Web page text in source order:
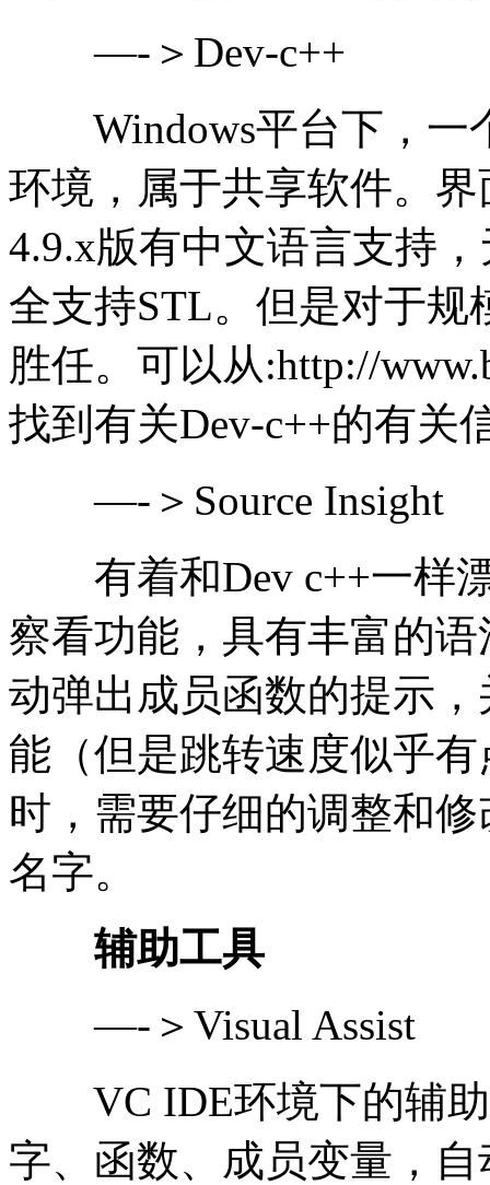
—-＞Dev-c++
Windows平台下，一
环境，属于共享软件。
4.9.x版有中文语言支持
全支持STL。但是对于
胜任。可以从:http://
找到有关Dev-c++的有关
—-＞Source Insight
有着和Dev c++一样漂
察看功能，具有丰富的
动弹出成员函数的提示
能（但是跳转速度似乎
时，需要仔细的调整和
名字。
辅助工具
—-＞Visual Assist
VC IDE环境下的辅助
字、函数、成员变量，